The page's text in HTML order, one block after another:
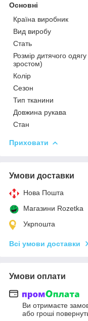
Основні
Країна виробник
Вид виробу
Стать
Розмір дитячого одягу
зростом)
Колір
Сезон
Тип тканини
Довжина рукава
Стан
Приховати
Умови доставки
Нова Пошта
Магазини Rozetka
Укрпошта
Всі умови доставки
Умови оплати
Ви отримаєте
або гроші